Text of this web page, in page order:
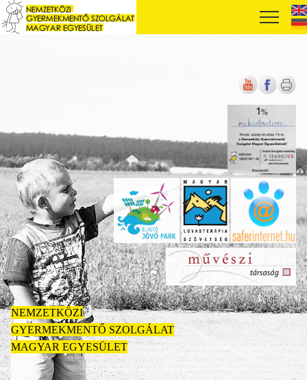
NEMZETKÖZI
GYERMEKMENTŐ SZOLGÁLAT
MAGYAR EGYESÜLET